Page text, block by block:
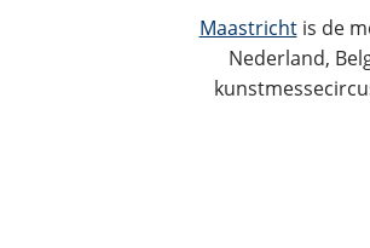
Maastrichtis de
Nederland,